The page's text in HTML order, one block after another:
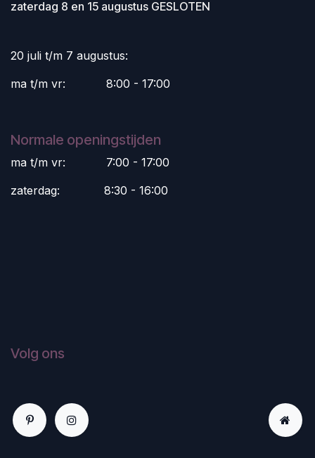
zaterdag 8 en 15 augustus GESLOTEN
20 juli t/m 7 augustus:
ma t/m vr:
​8:00 - 17:00
Normale openingstijden
ma t/m vr:
​7:00 - 17:00
zaterdag:
​8:30 - 16:00
Volg ons